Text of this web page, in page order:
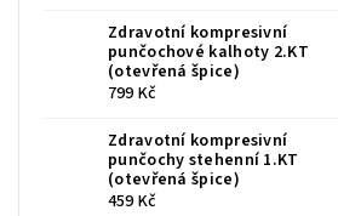
Zdravotní kompresivní
punčochové kalhoty 2.KT
(otevřená špice)
799 Kč
Zdravotní kompresivní
punčochy stehenní 1.KT
(otevřená špice)
459 Kč